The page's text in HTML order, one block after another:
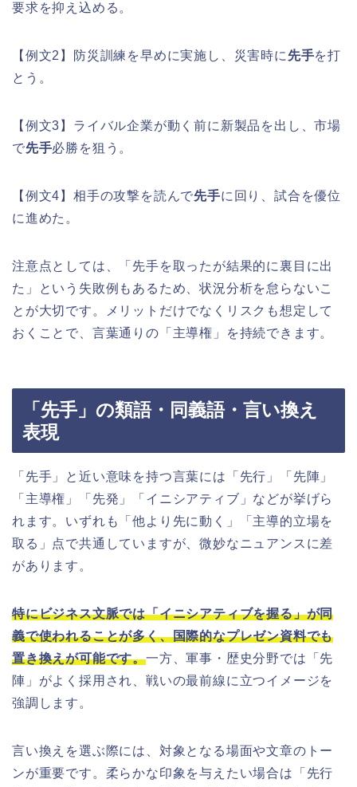
要求を抑え込める。
【例文2】防災訓練を早めに実施し、災害時に 先手を打
とう。
【例文3】ライバル企業が動く前に新製品を出し、市場
で先手必勝を狙う。
【例文4】相手の攻撃を読んで先手に回り、試合を優位
に進めた。
注意点としては、「先手を取ったが結果的に裏目に出
た」という失敗例もあるため、状況分析を怠らないこ
とが大切です。メリットだけでなくリスクも想定して
おくことで、言葉通りの「主導権」を持続できます。
「先手」の類語・同義語・言い換え
表現
「先手」と近い意味を持つ言葉には「先行」「先陣」
「主導権」「先発」「イニシアティブ」などが挙げら
れます。いずれも「他より先に動く」「主導的立場を
取る」点で共通していますが、微妙なニュアンスに差
があります。
特にビジネス文脈では「イニシアティブを握る」が同
義で使われることが多く、国際的なプレゼン資料でも
置き換えが可能です。一方、軍事・歴史分野では「先
陣」がよく採用され、戦いの最前線に立つイメージを
強調します。
言い換えを選ぶ際には、対象となる場面や文章のトー
ンが重要です。柔らかな印象を与えたい場合は「先行